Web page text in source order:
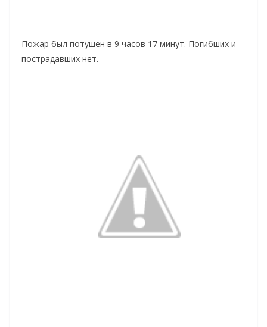
Пожар был потушен в 9 часов 17 минут. Погибших и
пострадавших нет.